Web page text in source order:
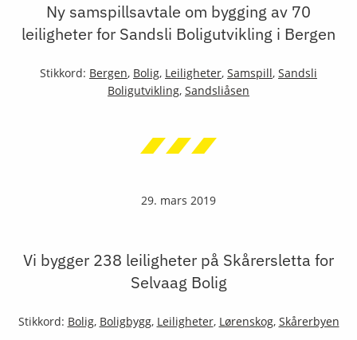
Ny samspillsavtale om bygging av 70
leiligheter for Sandsli Boligutvikling i Bergen
Stikkord: Bergen, Bolig, Leiligheter, Samspill, Sandsli
Boligutvikling, Sandsliåsen
29. mars 2019
Vi bygger 238 leiligheter på Skårersletta for
Selvaag Bolig
Stikkord: Bolig, Boligbygg, Leiligheter, Lørenskog, Skårerbyen